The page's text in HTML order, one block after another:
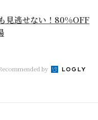
見逃せない！80%OFF
by